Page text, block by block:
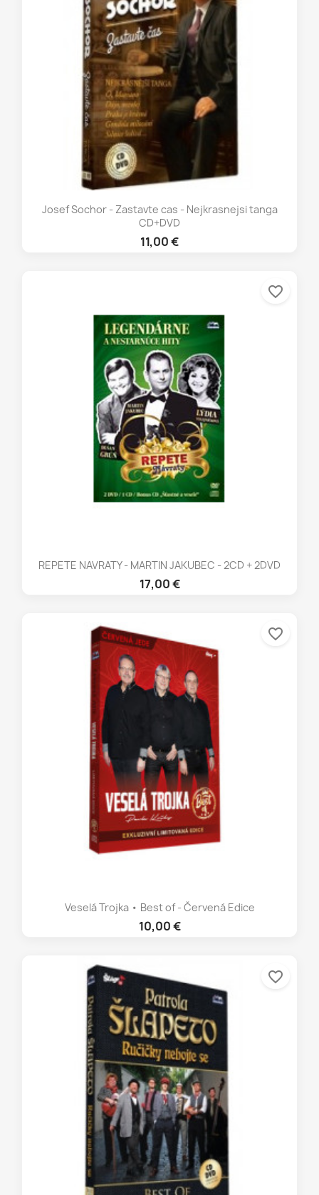
Josef Sochor - Zastavte cas - Nejkrasnejsi tanga
CD+DVD
11,00 €
REPETE NAVRATY - MARTIN JAKUBEC - 2CD + 2DVD
17,00 €
favorite_border
Veselá Trojka • Best of - Červená Edice
10,00 €
favorite_border
favorite_border